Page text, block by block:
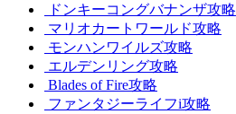
ドンキーコングバナンザ攻略
マリオカートワールド攻略
モンハンワイルズ攻略
エルデンリング攻略
Blades of Fire攻略
ファンタジーライフi攻略